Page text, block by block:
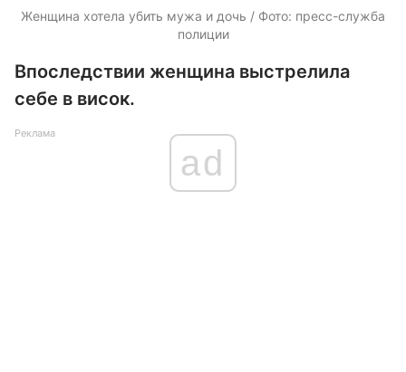
Женщина хотела убить мужа и дочь / Фото: пресс-служба
полиции
Впоследствии женщина выстрелила
себе в висок.
Реклама
ad